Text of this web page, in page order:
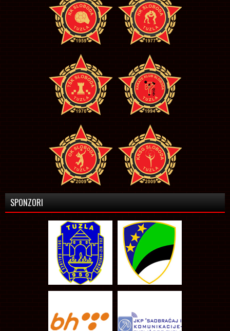
SPONZORI